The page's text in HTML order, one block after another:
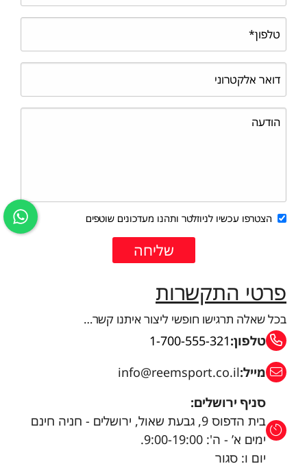
הצטרפו עכשיו לניוזלטר ותהנו מעדכונים שוטפים
פרטי התקשרות
בכל שאלה תרגישו חופשי ליצור איתנו קשר…
טלפון:1-700-555-321
מייל:info@reemsport.co.il
סניף ירושלים:
בית הדפוס 9, גבעת שאול, ירושלים - חניה חינם
ימים א’ - ה': 9:00-19:00.
יום ו: סגור